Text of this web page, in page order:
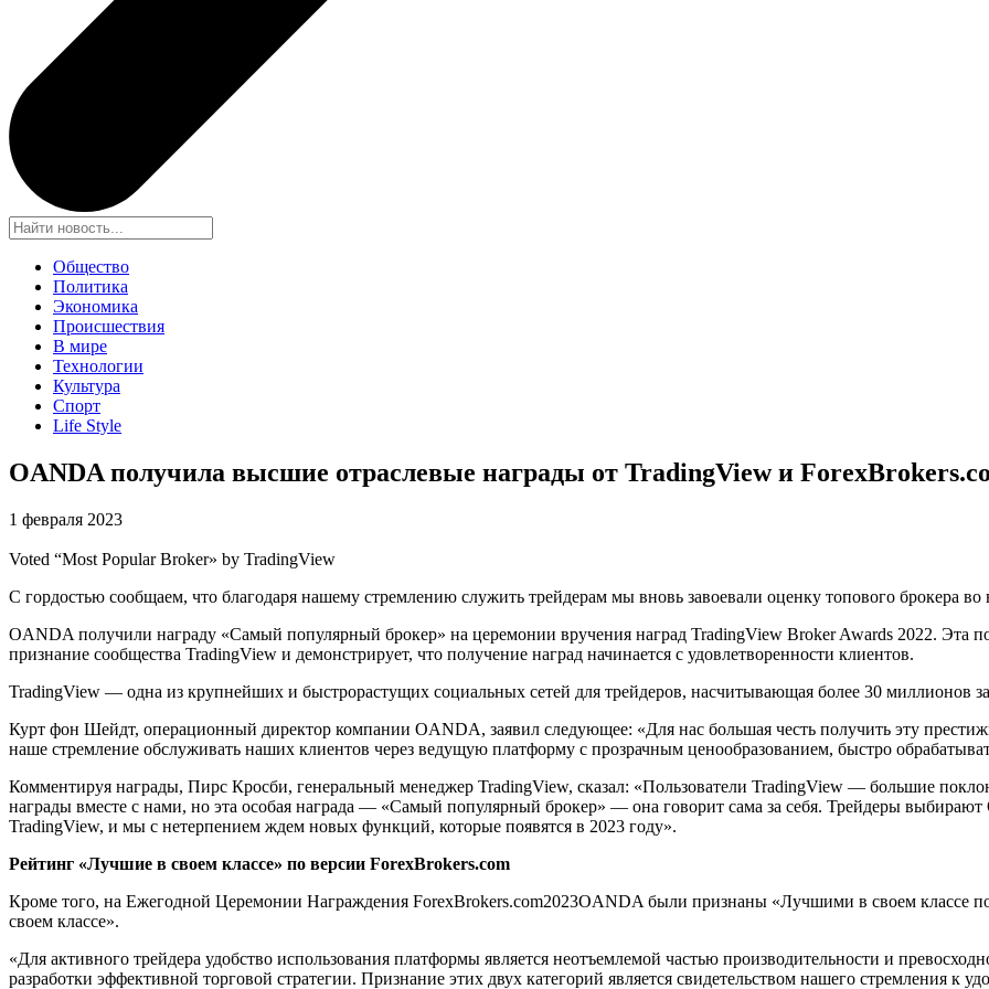
Общество
Политика
Экономика
Происшествия
В мире
Технологии
Культура
Спорт
Life Style
OANDA получила высшие отраслевые награды от TradingView и
1 февраля 2023
Voted “Most Popular Broker» by TradingView
С гордостью сообщаем, что благодаря нашему стремлению служить трейдерам мы вновь завоевали оценку топового брокера во
OANDA получили награду «Самый популярный брокер» на церемонии вручения наград TradingView Broker Awards 2022. Эта
признание сообщества TradingView и демонстрирует, что получение наград начинается с удовлетворенности клиентов.
TradingView — одна из крупнейших и быстрорастущих социальных сетей для трейдеров, насчитывающая более 30 миллионов
Курт фон Шейдт, операционный директор компании OANDA, заявил следующее: «Для нас большая честь получить эту
наше стремление обслуживать наших клиентов через ведущую платформу с прозрачным ценообразованием, быстро
Комментируя награды, Пирс Кросби, генеральный менеджер TradingView, сказал: «Пользователи TradingView — большие
награды вместе с нами, но эта особая награда — «Самый популярный брокер» — она говорит сама за себя. Трейдеры
TradingView, и мы с нетерпением ждем новых функций, которые появятся в 2023 году».
Рейтинг «Лучшие в своем классе» по версии ForexBrokers.com
Кроме того, на Ежегодной Церемонии Награждения ForexBrokers.com2023OANDA были признаны «Лучшими в своем классе
своем классе».
«Для активного трейдера удобство использования платформы является неотъемлемой частью производительности и
разработки эффективной торговой стратегии. Признание этих двух категорий является свидетельством нашего стремления к